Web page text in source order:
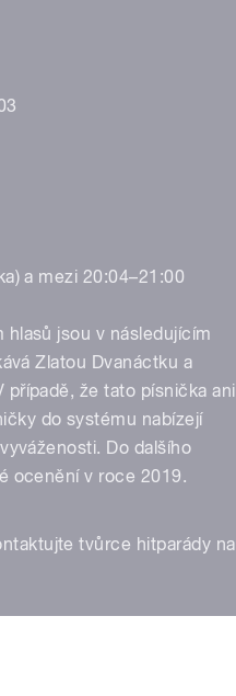
a mezi 20:04–21:00
jsou v následujícím
Zlatou Dvanáctku a
že tato písnička ani
do systému nabízejí
Do dalšího
ocenění v roce 2019.
tvůrce hitparády na